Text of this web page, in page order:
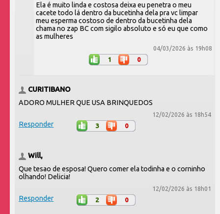
Ela é muito linda e costosa deixa eu penetra o meu
cacete todo lá dentro da bucetinha dela pra vc limpar
meu esperma costoso de dentro da bucetinha dela
chama no zap BC com sigilo absoluto e só eu que como
as mulheres
04/03/2026 às 19h08
1 0
CURITIBANO
ADORO MULHER QUE USA BRINQUEDOS
12/02/2026 às 18h54
Responder 3 0
Will,
Que tesao de esposa! Quero comer ela todinha e o corninho
olhando! Delicia!
12/02/2026 às 18h01
Responder 2 0